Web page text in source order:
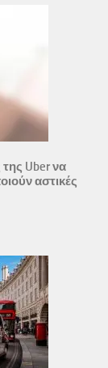
Uber να
αστικές